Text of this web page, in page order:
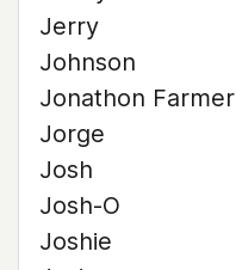
Jerry
Johnson
Jonathon Farmer
Jorge
Josh
Josh-O
Joshie